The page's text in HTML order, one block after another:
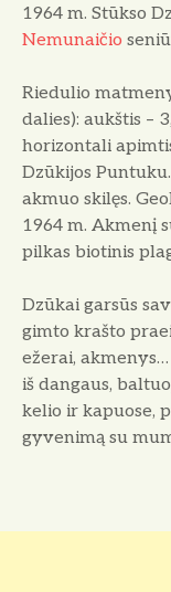
1964 m. Stūkso
Nemunaičio
Riedulio
dalies): aukštis –
horizontali
Dzūkijos
akmuo skilęs.
1964 m. Akmenį
pilkas biotinis
Dzūkai garsūs
gimto krašto
ežerai,
iš dangaus,
kelio ir kapuose,
gyvenimą su